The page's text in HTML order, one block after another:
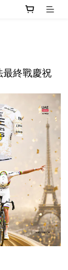
終戰慶祝